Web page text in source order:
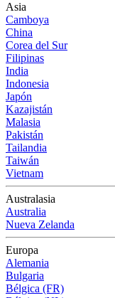
Asia
Camboya
China
Corea del Sur
Filipinas
India
Indonesia
Japón
Kazajistán
Malasia
Pakistán
Tailandia
Taiwán
Vietnam
Australasia
Australia
Nueva Zelanda
Europa
Alemania
Bulgaria
Bélgica (FR)